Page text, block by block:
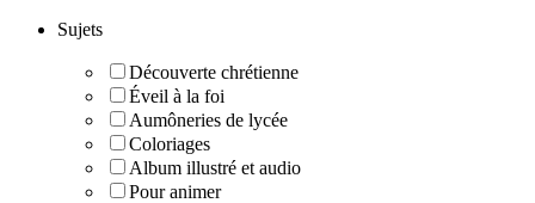
Sujets
Découverte chrétienne
Éveil à la foi
Aumôneries de lycée
Coloriages
Album illustré et audio
Pour animer